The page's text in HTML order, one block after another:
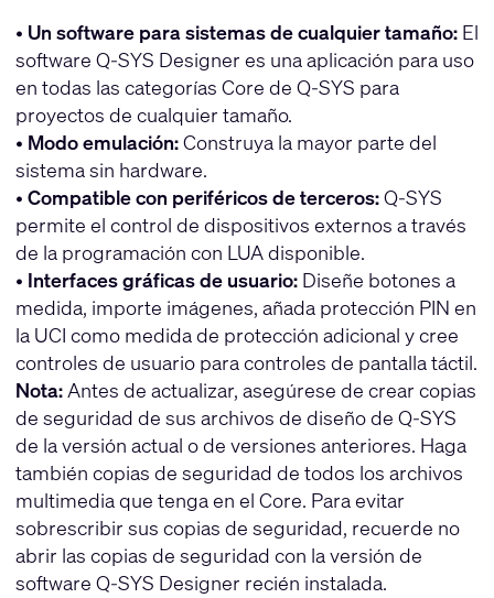
• Un software para sistemas de cualquier tamaño:El
software Q-SYS Designer es una aplicación para uso
en todas las categorías Core de Q-SYS para
proyectos de cualquier tamaño.
• Modo emulación:Construya la mayor parte del
sistema sin hardware.
• Compatible con periféricos de terceros:Q-SYS
permite el control de dispositivos externos a través
de la programación con LUA disponible.
• Interfaces gráficas de usuario:Diseñe botones a
medida, importe imágenes, añada protección PIN en
la UCI como medida de protección adicional y cree
controles de usuario para controles de pantalla táctil.
Nota:Antes de actualizar, asegúrese de crear copias
de seguridad de sus archivos de diseño de Q-SYS
de la versión actual o de versiones anteriores. Haga
también copias de seguridad de todos los archivos
multimedia que tenga en el Core. Para evitar
sobrescribir sus copias de seguridad, recuerde no
abrir las copias de seguridad con la versión de
software Q-SYS Designer recién instalada.